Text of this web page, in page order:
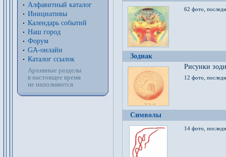
Алфавитный каталог
Инициативы
Календарь событий
Наш город
Форум
GA-онлайн
Каталог ссылок
Архивные разделы
в настоящее время
не наполняются
62 фото,
Зодиак
Рисунки
12 фото,
Символы
14 фото,